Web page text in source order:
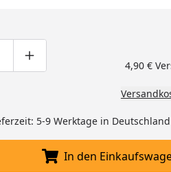
um eins verringern
manuell eingeben
Produktmenge um eins
4,90 €
5-9 Werktage in Deutschland
In den
In den